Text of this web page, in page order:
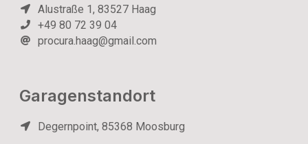
Alustraße 1, 83527 Haag
+49 80 72 39 04
procura.haag@gmail.com
Garagenstandort
Degernpoint, 85368 Moosburg